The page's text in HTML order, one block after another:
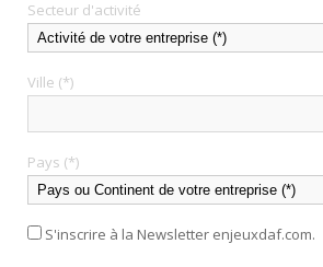
Secteur d'activité
Ville (*)
Pays (*)
S'inscrire à la Newsletter enjeuxdaf.com.